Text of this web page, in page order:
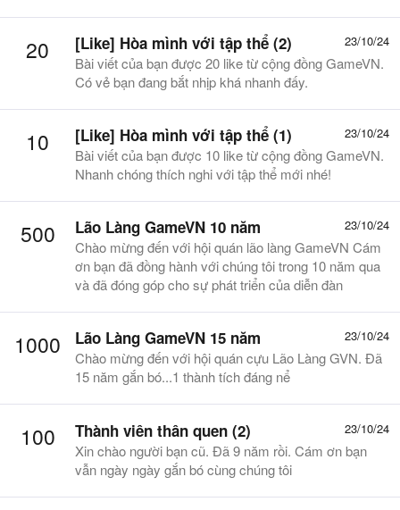
20 23/10/24
[Like] Hòa mình với tập thể (2)
Bài viết của bạn được 20 like từ cộng đồng GameVN.
Có vẻ bạn đang bắt nhịp khá nhanh đấy.
10 23/10/24
[Like] Hòa mình với tập thể (1)
Bài viết của bạn được 10 like từ cộng đồng GameVN.
Nhanh chóng thích nghi với tập thể mới nhé!
500 23/10/24
Lão Làng GameVN 10 năm
Chào mừng đến với hội quán lão làng GameVN Cám
ơn bạn đã đồng hành với chúng tôi trong 10 năm qua
và đã đóng góp cho sự phát triển của diễn đàn
1000 23/10/24
Lão Làng GameVN 15 năm
Chào mừng đến với hội quán cựu Lão Làng GVN. Đã
15 năm gắn bó...1 thành tích đáng nể
100 23/10/24
Thành viên thân quen (2)
Xin chào người bạn cũ. Đã 9 năm rồi. Cám ơn bạn
vẫn ngày ngày gắn bó cùng chúng tôi